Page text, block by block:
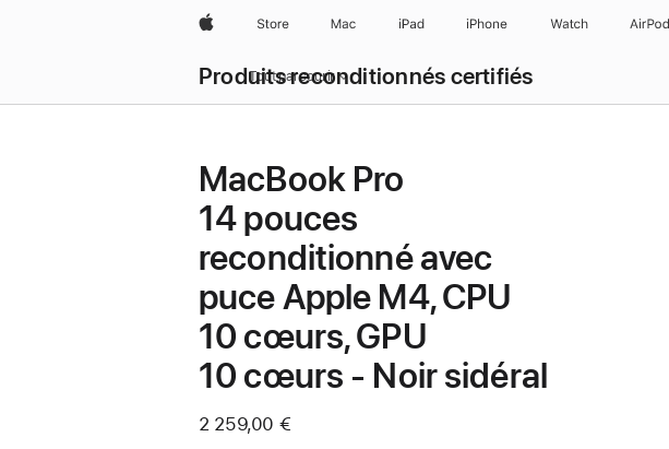
AppleStore Mac iPad iPhone Watch
Produits reconditionnés certifiés
Tout parcourir
MacBook Pro
14 pouces
reconditionné avec
puce Apple M4, CPU
10 cœurs, GPU
10 cœurs - Noir sidéral
2 259,00 €